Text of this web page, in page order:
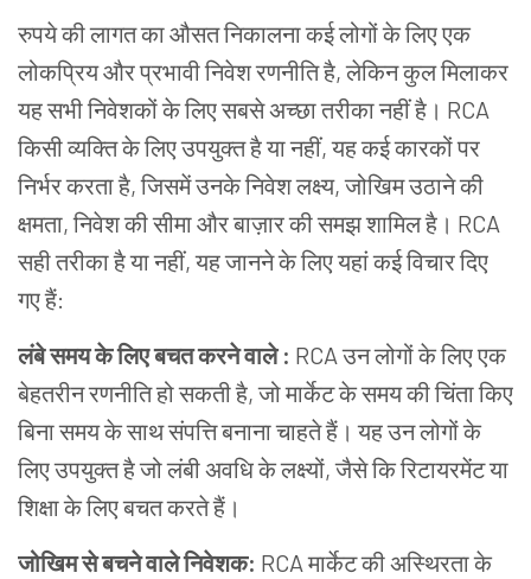
रुपये की लागत का औसत निकालना कई लोगों के लिए एक
लोकप्रिय और प्रभावी निवेश रणनीति है, लेकिन कुल मिलाकर
यह सभी निवेशकों के लिए सबसे अच्छा तरीका नहीं है। RCA
किसी व्यक्ति के लिए उपयुक्त है या नहीं, यह कई कारकों पर
निर्भर करता है, जिसमें उनके निवेश लक्ष्य, जोखिम उठाने की
क्षमता, निवेश की सीमा और बाज़ार की समझ शामिल है। RCA
सही तरीका है या नहीं, यह जानने के लिए यहां कई विचार दिए
गए हैं:
लंबे समय के लिए बचत करने वाले : RCA उन लोगों के लिए एक
बेहतरीन रणनीति हो सकती है, जो मार्केट के समय की चिंता किए
बिना समय के साथ संपत्ति बनाना चाहते हैं। यह उन लोगों के
लिए उपयुक्त है जो लंबी अवधि के लक्ष्यों, जैसे कि रिटायरमेंट या
शिक्षा के लिए बचत करते हैं।
जोखिम से बचने वाले निवेशक: RCA मार्केट की अस्थिरता के